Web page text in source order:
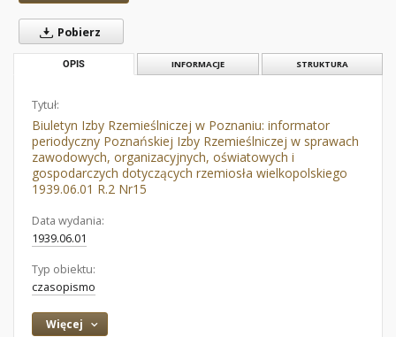
Pobierz
OPIS INFORMACJE STRUKTURA
Tytuł:
Biuletyn Izby Rzemieślniczej w Poznaniu: informator
periodyczny Poznańskiej Izby Rzemieślniczej w sprawach
zawodowych, organizacyjnych, oświatowych i
gospodarczych dotyczących rzemiosła wielkopolskiego
1939.06.01 R.2 Nr15
Data wydania:
1939.06.01
Typ obiektu:
czasopismo
Więcej